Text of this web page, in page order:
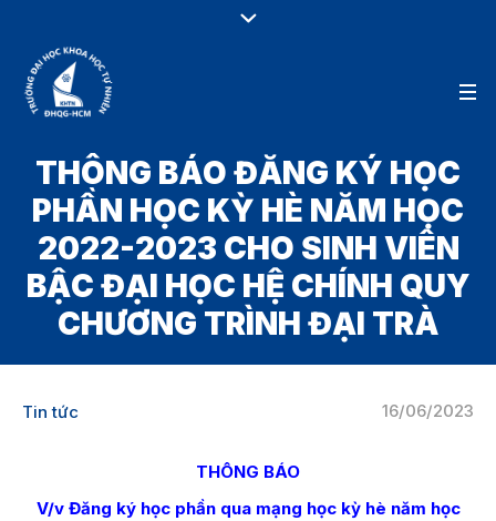
THÔNG BÁO ĐĂNG KÝ HỌC
PHẦN HỌC KỲ HÈ NĂM HỌC
2022-2023 CHO SINH VIÊN
BẬC ĐẠI HỌC HỆ CHÍNH QUY
CHƯƠNG TRÌNH ĐẠI TRÀ
16/06/2023
Tin tức
THÔNG BÁO
V/v Đăng ký học phần qua mạng học kỳ hè năm học